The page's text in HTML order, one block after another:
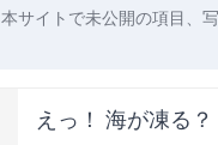
本サイトで未公開の項目、
えっ！ 海が凍る？